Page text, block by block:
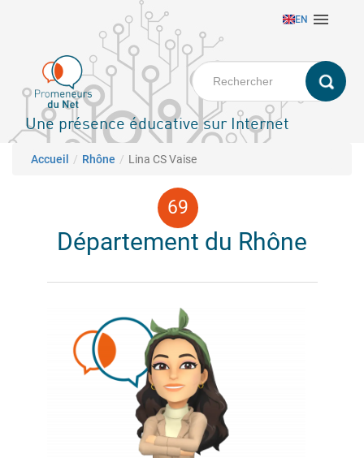
principal
EN 
Une présence éducative sur Internet
Fil d'Ariane
Accueil Rhône Lina CS Vaise
Département du Rhône